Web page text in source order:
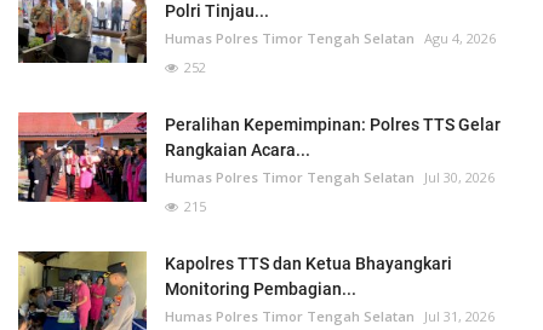
Polri Tinjau...
Humas Polres Timor Tengah Selatan Agu 4, 2026
252
Peralihan Kepemimpinan: Polres TTS Gelar
Rangkaian Acara...
Humas Polres Timor Tengah Selatan
Jul 30, 2026
215
Kapolres TTS dan Ketua Bhayangkari
Monitoring Pembagian...
Humas Polres Timor Tengah Selatan
Jul 31, 2026